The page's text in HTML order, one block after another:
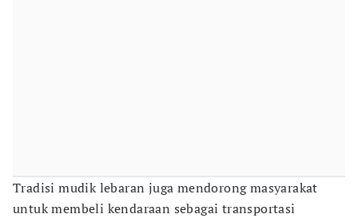
Tradisi mudik lebaran juga mendorong masyarakat
untuk membeli kendaraan sebagai transportasi